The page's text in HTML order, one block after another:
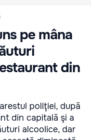
pe mâna
din
poliţiei, după
din capitală şi a
alcoolice, dar